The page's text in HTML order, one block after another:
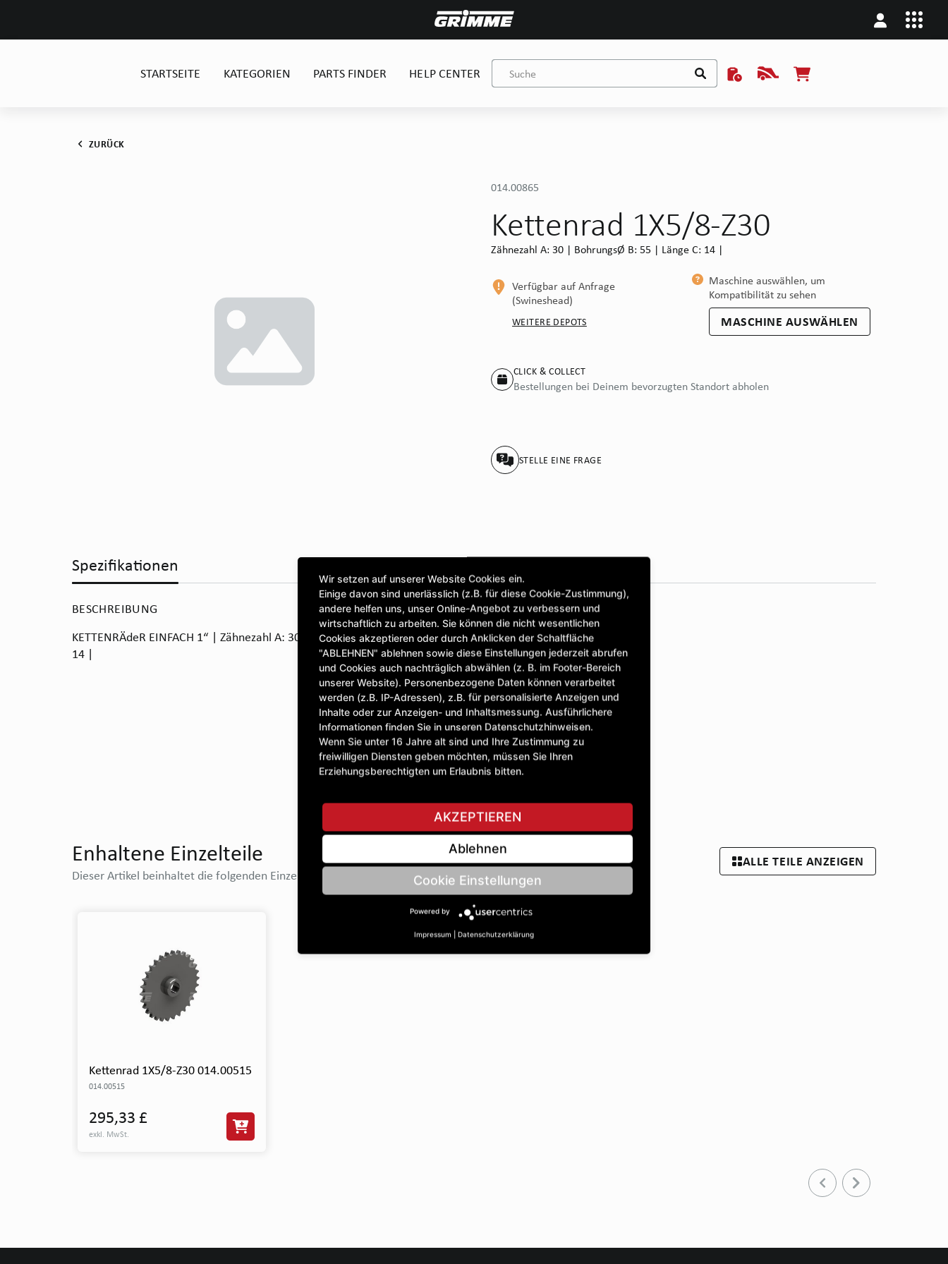
STARTSEITE KATEGORIEN PARTS FINDER HELP CENTER
ZURÜCK
014.00865
Kettenrad 1X5/8-Z30
Zähnezahl A: 30 | BohrungsØ B: 55 | Länge C: 14 |
Verfügbar auf Anfrage
(Swineshead)
WEITERE DEPOTS
Maschine auswählen, um
Kompatibilität zu sehen
MASCHINE AUSWÄHLEN
CLICK & COLLECT
Bestellungen bei Deinem bevorzugten Standort abholen
STELLE EINE FRAGE
Spezifikationen
BESCHREIBUNG
KETTENRÄdeR EINFACH 1“ | Zähnezahl A: 30 | BohrungsØ B: 55 | Länge C:
14 |
Enhaltene Einzelteile
Dieser Artikel beinhaltet die folgenden Einzelteile:
ALLE TEILE ANZEIGEN
Kettenrad 1X5/8-Z30 014.00515
014.00515
295,33 £
exkl. MwSt.
Wir setzen auf unserer Website Cookies ein.
Einige davon sind unerlässlich (z.B. für diese Cookie-Zustimmung),
andere helfen uns, unser Online-Angebot zu verbessern und
wirtschaftlich zu arbeiten. Sie können die nicht wesentlichen
Cookies akzeptieren oder durch Anklicken der Schaltfläche
"ABLEHNEN" ablehnen sowie diese Einstellungen jederzeit abrufen
und Cookies auch nachträglich abwählen (z. B. im Footer-Bereich
unserer Website). Personenbezogene Daten können verarbeitet
werden (z.B. IP-Adressen), z.B. für personalisierte Anzeigen und
Inhalte oder zur Anzeigen- und Inhaltsmessung. Ausführlichere
Informationen finden Sie in unseren Datenschutzhinweisen.
Wenn Sie unter 16 Jahre alt sind und Ihre Zustimmung zu
freiwilligen Diensten geben möchten, müssen Sie Ihren
Erziehungsberechtigten um Erlaubnis bitten.
AKZEPTIEREN
Ablehnen
Cookie Einstellungen
Powered by
Impressum | Datenschutzerklärung